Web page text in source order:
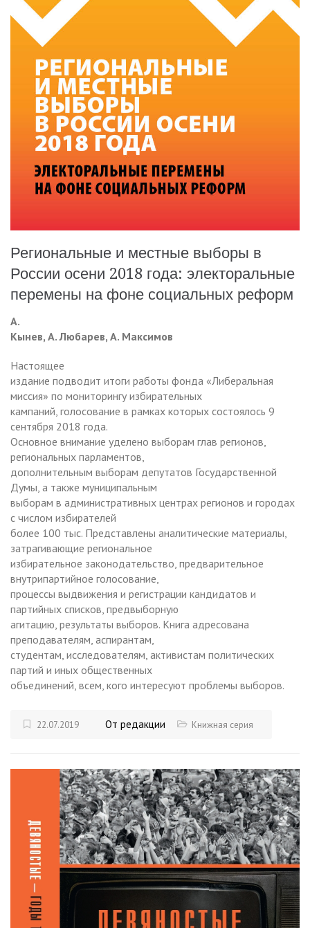
Региональные и местные выборы в
России осени 2018 года: электоральные
перемены на фоне социальных реформ
А.
Кынев, А. Любарев, А. Максимов
Настоящее
издание подводит итоги работы фонда «Либеральная
миссия» по мониторингу избирательных
кампаний, голосование в рамках которых состоялось 9
сентября 2018 года.
Основное внимание уделено выборам глав регионов,
региональных парламентов,
дополнительным выборам депутатов Государственной
Думы, а также муниципальным
выборам в административных центрах регионов и городах
с числом избирателей
более 100 тыс. Представлены аналитические материалы,
затрагивающие региональное
избирательное законодательство, предварительное
внутрипартийное голосование,
процессы выдвижения и регистрации кандидатов и
партийных списков, предвыборную
агитацию, результаты выборов. Книга адресована
преподавателям, аспирантам,
студентам, исследователям, активистам политических
партий и иных общественных
объединений, всем, кого интересуют проблемы выборов.
22.07.2019 От редакции Книжная серия